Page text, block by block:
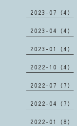
2023-07（4）
2023-04（4）
2023-01（4）
2022-10（4）
2022-07（7）
2022-04（7）
2022-01（8）